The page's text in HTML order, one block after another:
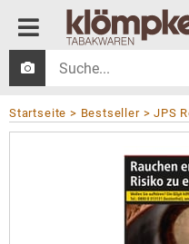
Startseite Bestseller JPS